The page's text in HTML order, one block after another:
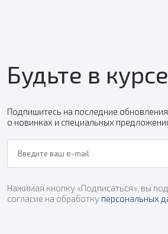
Будьте в курсе
Подпишитесь на последние
о новинках и специальных
Нажимая кнопку «Подписаться», вы
согласие на обработку персональных